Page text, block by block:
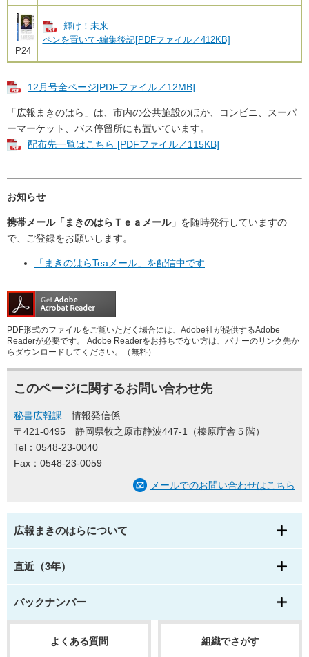
P24
輝け！未来
ペンを置いて-編集後記[PDFファイル／412KB]
12月号全ページ[PDFファイル／12MB]
「広報まきのはら」は、市内の公共施設のほか、コンビニ、スーパ
ーマーケット、バス停留所にも置いています。
配布先一覧はこちら [PDFファイル／115KB]
お知らせ
携帯メール「まきのはらＴｅａメール」 を随時発行していますの
で、ご登録をお願いします。
「まきのはらTeaメール」を配信中です
PDF形式のファイルをご覧いただく場合には、Adobe社が提供するAdobe
Readerが必要です。
Adobe Readerをお持ちでない方は、バナーのリンク先か
らダウンロードしてください。（無料）
このページに関するお問い合わせ先
秘書広報課
情報発信係
〒421-0495
静岡県牧之原市静波447-1（榛原庁舎５階）
Tel：0548-23-0040
Fax：0548-23-0059
メールでのお問い合わせはこちら
広報まきのはらについて
直近（3年）
バックナンバー
よくある質問 組織でさがす